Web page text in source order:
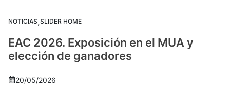
NOTICIAS,SLIDER HOME
EAC 2026. Exposición en el MUA y
elección de ganadores
20/05/2026